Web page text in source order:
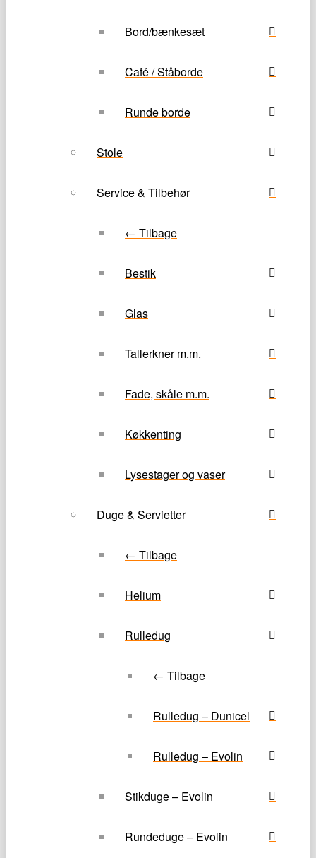
Bord/bænkesæt
Café / Ståborde
Runde borde
Stole
Service & Tilbehør
← Tilbage
Bestik
Glas
Tallerkner m.m.
Fade, skåle m.m.
Køkkenting
Lysestager og vaser
Duge & Servietter
← Tilbage
Helium
Rulledug
← Tilbage
Rulledug – Dunicel
Rulledug – Evolin
Stikduge – Evolin
Rundeduge – Evolin